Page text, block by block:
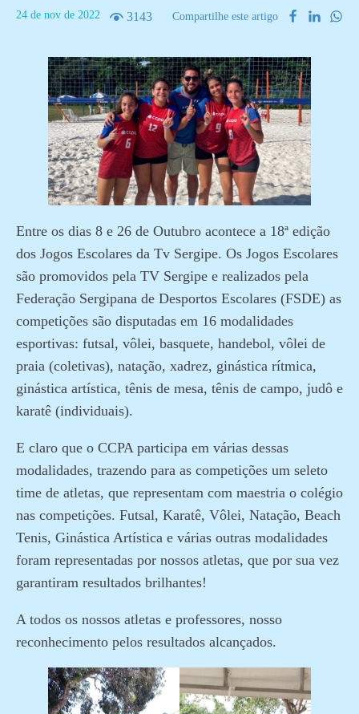
24 de nov de 2022 3143 Compartilhe este artigo
Entre os dias 8 e 26 de Outubro acontece a 18ª edição
dos Jogos Escolares da Tv Sergipe. Os Jogos Escolares
são promovidos pela TV Sergipe e realizados pela
Federação Sergipana de Desportos Escolares (FSDE) as
competições são disputadas em 16 modalidades
esportivas: futsal, vôlei, basquete, handebol, vôlei de
praia (coletivas), natação, xadrez, ginástica rítmica,
ginástica artística, tênis de mesa, tênis de campo, judô e
karatê (individuais).
E claro que o CCPA participa em várias dessas
modalidades, trazendo para as competições um seleto
time de atletas, que representam com maestria o colégio
nas competições. Futsal, Karatê, Vôlei, Natação, Beach
Tenis, Ginástica Artística e várias outras modalidades
foram representadas por nossos atletas, que por sua vez
garantiram resultados brilhantes!
A todos os nossos atletas e professores, nosso
reconhecimento pelos resultados alcançados.